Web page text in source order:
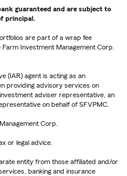
guaranteed and are subject to
principal.
are part of a wrap fee
Investment Management Corp.
(IAR) agent is acting as an
providing advisory services on
adviser representative, an
on behalf of SFVPMC.
Corp.
or legal advice.
entity from those affiliated and/or
banking and insurance